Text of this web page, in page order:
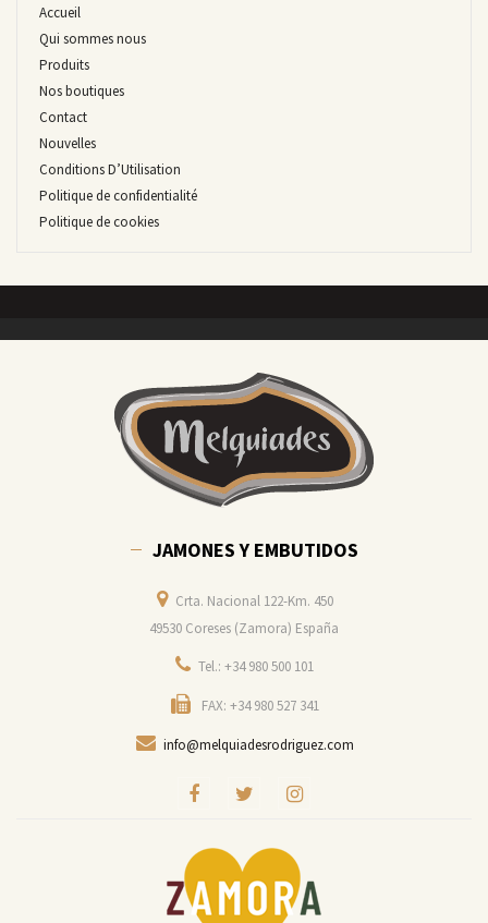
Accueil
Qui sommes nous
Produits
Nos boutiques
Contact
Nouvelles
Conditions D’Utilisation
Politique de confidentialité
Politique de cookies
JAMONES Y EMBUTIDOS
Crta. Nacional 122-Km. 450
49530 Coreses (Zamora) España
Tel.: +34 980 500 101
FAX: +34 980 527 341
info@melquiadesrodriguez.com